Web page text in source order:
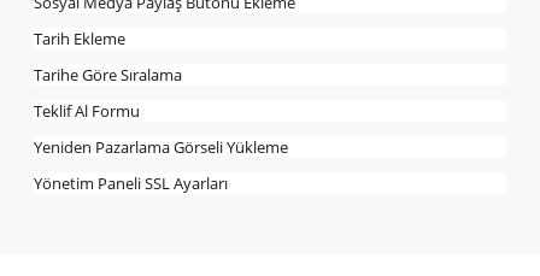
Tarih Ekleme
Tarihe Göre Sıralama
Teklif Al Formu
Yeniden Pazarlama Görseli Yükleme
Yönetim Paneli SSL Ayarları